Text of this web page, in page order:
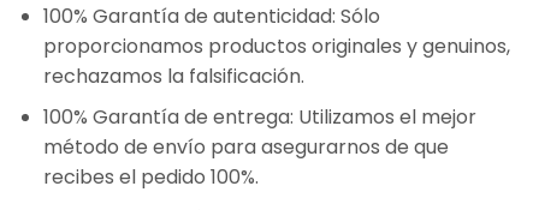
100% Garantía de autenticidad: Sólo
proporcionamos productos originales y genuinos,
rechazamos la falsificación.
100% Garantía de entrega: Utilizamos el mejor
método de envío para asegurarnos de que
recibes el pedido 100%.